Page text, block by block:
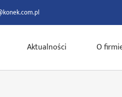
Aktualności O